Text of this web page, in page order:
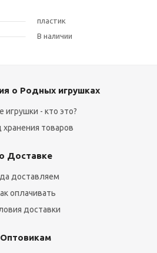
пластик
В наличии
о Родных игрушках
игрушки - кто это?
хранения товаров
о Доставке
доставляем
оплачивать
доставки
Оптовикам